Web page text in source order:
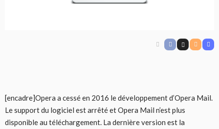
[encadre]Opera a cessé en 2016 le développement d’Opera Mail.
Le support du logiciel est arrêté et Opera Mail n’est plus
disponible au téléchargement. La dernière version est la